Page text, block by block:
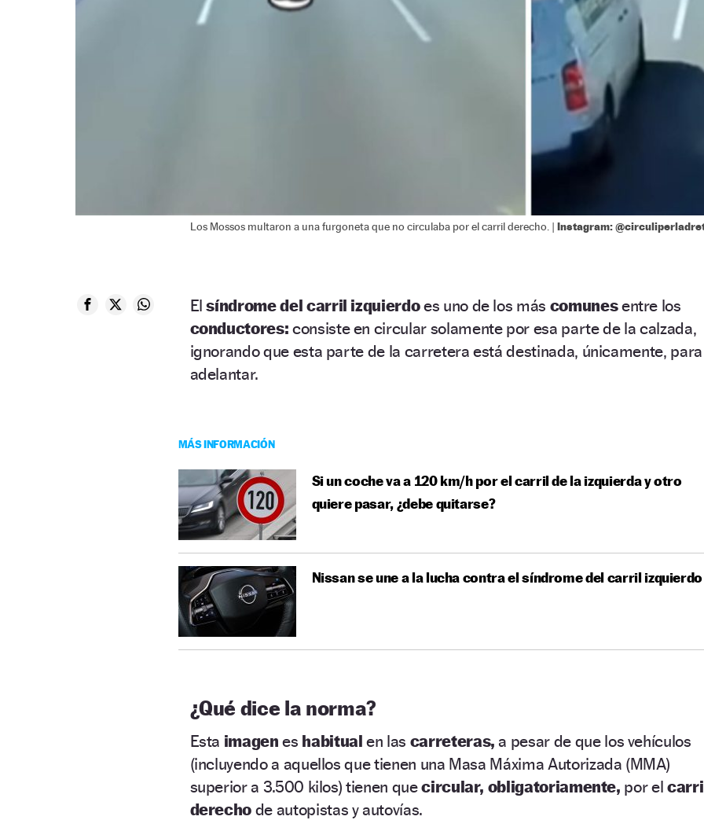
Los Mossos multaron a una furgoneta que no circulaba por el carril derecho. | Instagram:
Elsíndrome del carril izquierdoes uno de los más comunesentre los
conductores: consiste en circular solamente por esa parte de la calzada,
ignorando que esta parte de la carretera está destinada, únicamente, para
adelantar.
MÁS INFORMACIÓN
Si un coche va a 120 km/h por el carril de la izquierda y otro
quiere pasar, ¿debe quitarse?
Nissan se une a la lucha contra el síndrome del carril izquierdo
¿Qué dice la norma?
Esta imagenes habitualen las carreteras, a pesar de que los vehículos
(incluyendo a aquellos que tienen una Masa Máxima Autorizada (MMA)
superior a 3.500 kilos) tienen quecircular, obligatoriamente, por el
derecho de autopistas y autovías.